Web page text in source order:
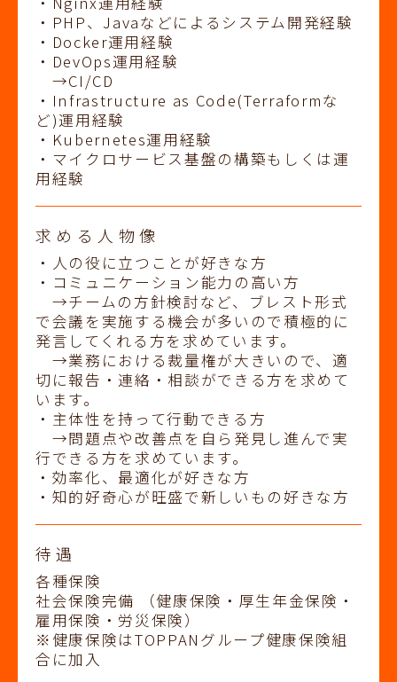
・PHP、Javaなどによるシステム開発経験
・Docker運用経験
・DevOps運用経験
→CI/CD
・Infrastructure as Code(Terraformな
ど)運用経験
・Kubernetes運用経験
・マイクロサービス基盤の構築もしくは運
用経験
求める人物像
・人の役に立つことが好きな方
・コミュニケーション能力の高い方
→チームの方針検討など、ブレスト形式
で会議を実施する機会が多いので積極的に
発言してくれる方を求めています。
→業務における裁量権が大きいので、適
切に報告・連絡・相談ができる方を求めて
います。
・主体性を持って行動できる方
→問題点や改善点を自ら発見し進んで実
行できる方を求めています。
・効率化、最適化が好きな方
・知的好奇心が旺盛で新しいもの好きな方
待遇
各種保険
社会保険完備 （健康保険・厚生年金保険・
雇用保険・労災保険）
※健康保険はTOPPANグループ健康保険組
合に加入